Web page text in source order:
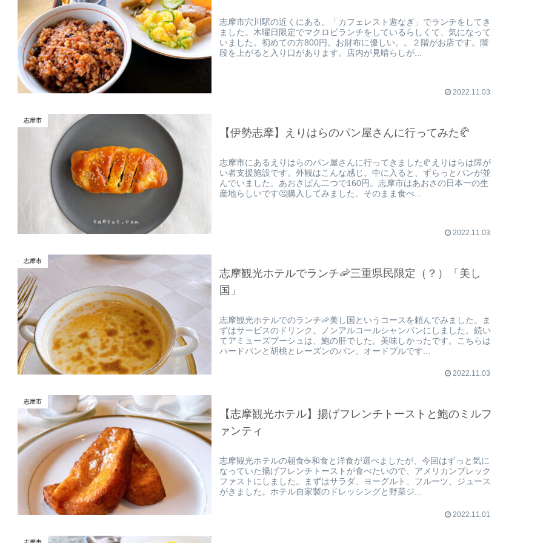
志摩市穴川駅の近くにある、「カフェレスト遊なぎ」でランチをしてき
ました。木曜日限定でマクロビランチをしているらしくて、気になって
いました。初めての方800円。お財布に優しい。。２階がお店です。階
段を上がると入り口があります。店内が見晴らしが...
2022.11.03
志摩市
【伊勢志摩】えりはらのパン屋さんに行ってみた🥐
志摩市にあるえりはらのパン屋さんに行ってきました🥐えりはらは障が
い者支援施設です。外観はこんな感じ。中に入ると、ずらっとパンが並
んでいました。あおさぱん二つで160円。志摩市はあおさの日本一の生
産地らしいです🤔購入してみました。そのまま食べ...
2022.11.03
志摩市
志摩観光ホテルでランチ🦐三重県民限定（？）「美し
国」
志摩観光ホテルでのランチ🦐美し国というコースを頼んでみました。ま
ずはサービスのドリンク。ノンアルコールシャンパンにしました。続い
てアミューズブーシュは、鮑の肝でした。美味しかったです。こちらは
ハードパンと胡桃とレーズンのパン。オードブルです...
2022.11.03
志摩市
【志摩観光ホテル】揚げフレンチトーストと鮑のミルフ
ァンティ
志摩観光ホテルの朝食☕️和食と洋食が選べましたが、今回はずっと気に
なっていた揚げフレンチトーストが食べたいので、アメリカンブレック
ファストにしました。まずはサラダ、ヨーグルト、フルーツ、ジュース
がきました。ホテル自家製のドレッシングと野菜ジ...
2022.11.01